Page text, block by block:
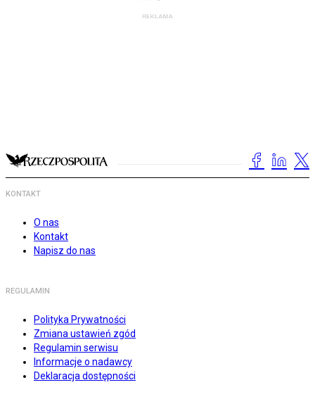
KONTAKT
O nas
Kontakt
Napisz do nas
REGULAMIN
Polityka Prywatności
Zmiana ustawień zgód
Regulamin serwisu
Informacje o nadawcy
Deklaracja dostępności